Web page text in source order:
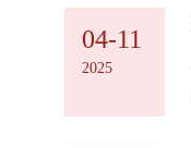
04-11
2025